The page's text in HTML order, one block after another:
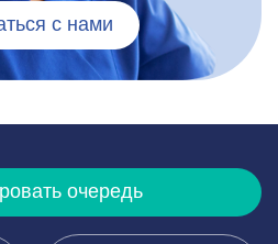
с нами
очередь